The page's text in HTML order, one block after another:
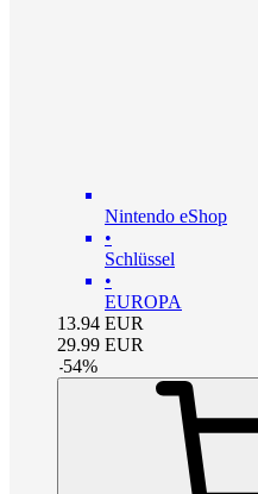
Nintendo eShop
•
Schlüssel
•
EUROPA
13.94 EUR
29.99 EUR
-54%